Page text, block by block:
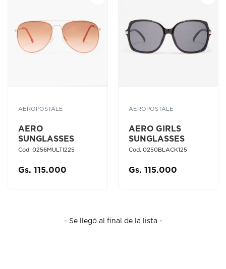
AEROPOSTALE
AERO
SUNGLASSES
Cod. 0256MULTI225
Gs. 115.000
AEROPOSTALE
AERO GIRLS
SUNGLASSES
Cod. 0250BLACK125
Gs. 115.000
- Se llegó al final de la lista -